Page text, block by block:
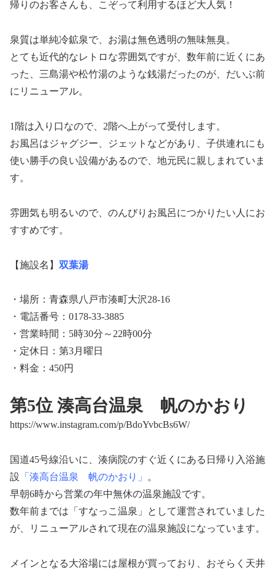
帰りのお客さんも、こぞって利用するほど大人気！
泉質は単純冷鉱泉で、お湯は無色透明の無味無臭。
とても近代的なレトロな雰囲気ですが、数年前に近くにあ
った、三島湯や松竹湯のような銭湯だったのが、だいぶ前
にリニューアル。
1階は入り口なので、2階へ上がって受付します。
お風呂はジャグジー、ジェットなどがあり、子供連れにも
使い勝手の良い設備があるので、地元民に親しまれていま
す。
雰囲気も明るいので、のんびりお風呂につかりたい人にお
すすめです。
【施設名】 双葉湯
・場所：青森県八戸市湊町大沢28-16
・電話番号：0178-33-3885
・営業時間：5時30分～22時00分
・定休日：第3月曜日
・料金：450円
第5位 湊高台温泉 帆のかおり
https://www.instagram.com/p/BdoYvbcBs6W/
国道45号線沿いに、湊病院のすぐ近くにある日帰り入浴施
設 「湊高台温泉 帆のかおり」
。
早朝6時から営業の年中無休の温泉施設です。
数年前までは「すなっこ温泉」として運営されていました
が、リニューアルされて現在の温泉施設になっています。
メインとなる大浴場には屋根が買っており、おそらく天井